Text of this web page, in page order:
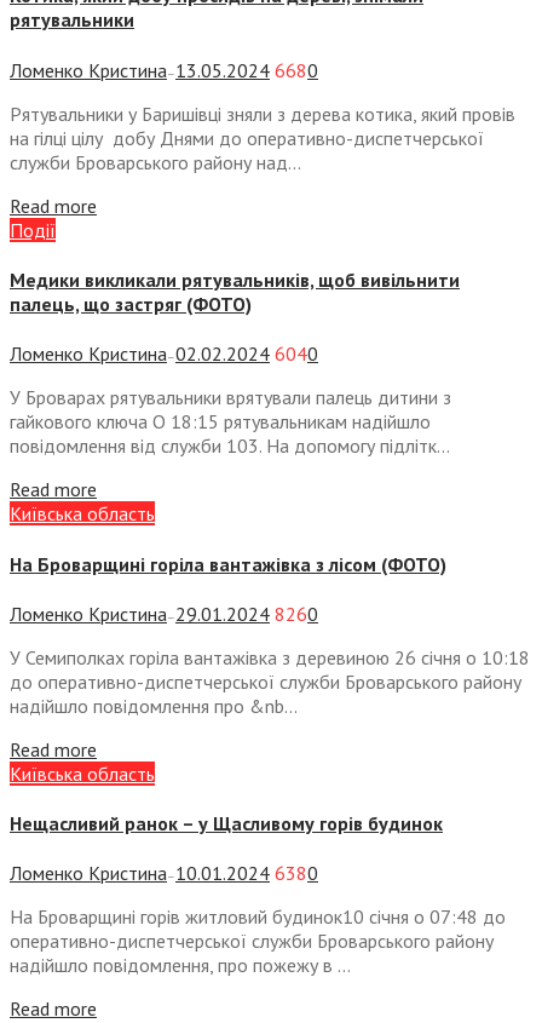
рятувальники
Ломенко Кристина — 13.05.2024 6680
Рятувальники у Баришівці зняли з дерева котика, який провів
на гілці цілу добу Днями до оперативно-диспетчерської
служби Броварського району над...
Read more
Події
Медики викликали рятувальників, щоб вивільнити
палець, що застряг (ФОТО)
Ломенко Кристина—02.02.2024 6040
У Броварах рятувальники врятували палець дитини з
гайкового ключа О 18:15 рятувальникам надійшло
повідомлення від служби 103. На допомогу підлітк...
Read more
Київська область
На Броварщині горіла вантажівка з лісом (ФОТО)
Ломенко Кристина — 29.01.2024 8260
У Семиполках горіла вантажівка з деревиною 26 січня о 10:18
до оперативно-диспетчерської служби Броварського району
надійшло повідомлення про &nb...
Read more
Київська область
Нещасливий ранок – у Щасливому горів будинок
Ломенко Кристина— 10.01.2024 6380
На Броварщині горів житловий будинок10 січня о 07:48 до
оперативно-диспетчерської служби Броварського району
надійшло повідомлення, про пожежу в ...
Read more